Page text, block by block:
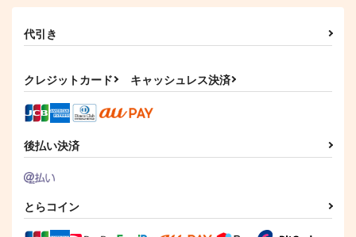
代引き
クレジットカード キャッシュレス決済
後払い決済
とらコイン